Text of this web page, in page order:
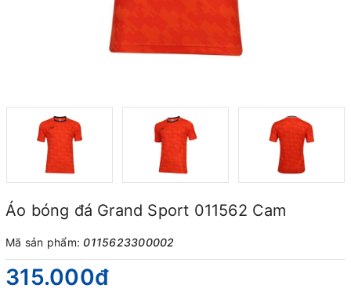
Áo bóng đá Grand Sport 011562 Cam
Mã sản phẩm: 0115623300002
315.000₫